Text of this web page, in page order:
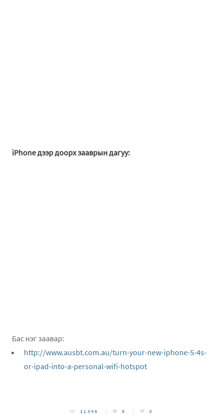
iPhone дээр доорх зааврын дагуу:
Бас нэг заавар:
http://www.ausbt.com.au/turn-your-new-iphone-5-4s-
or-ipad-into-a-personal-wifi-hotspot
11346 9 0